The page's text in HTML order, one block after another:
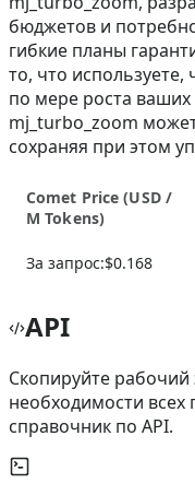
бюджетов и
гибкие планы
то, что
по мере роста ваших
mj_turbo_zoom
сохраняя при этом
Comet Price (USD /
M Tokens)
За запрос:$0.168
API
Скопируйте
необходимости
справочник по API.